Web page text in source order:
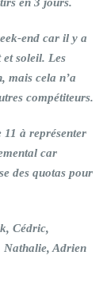
end car il y a
soleil. Les
mais cela n’a
compétiteurs.
11 à représenter
car
des quotas pour
Cédric,
Nathalie, Adrien